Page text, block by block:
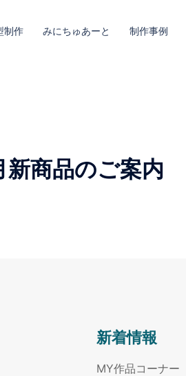
制作 みにちゅあーと 制作事例
商品のご案内
新着情報
MY作品コーナー